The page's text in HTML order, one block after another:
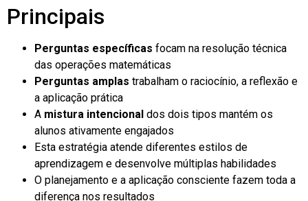
Principais
Perguntas específicas focam na resolução técnica
das operações matemáticas
Perguntas amplas trabalham o raciocínio, a reflexão e
a aplicação prática
A mistura intencional dos dois tipos mantém os
alunos ativamente engajados
Esta estratégia atende diferentes estilos de
aprendizagem e desenvolve múltiplas habilidades
O planejamento e a aplicação consciente fazem toda a
diferença nos resultados